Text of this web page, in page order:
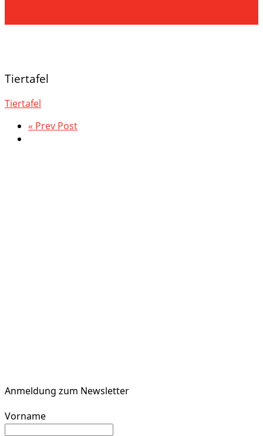
Tiertafel
Tiertafel
« Prev Post
Anmeldung zum Newsletter
Vorname